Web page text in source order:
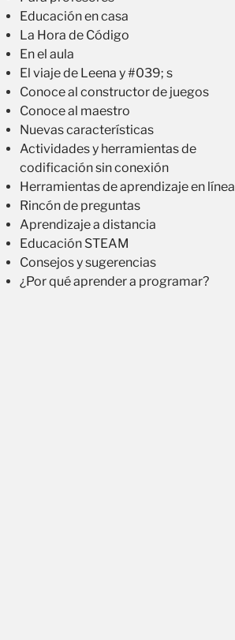
Educación en casa
La Hora de Código
En el aula
El viaje de Leena y #039; s
Conoce al constructor de juegos
Conoce al maestro
Nuevas características
Actividades y herramientas de
codificación sin conexión
Herramientas de aprendizaje en línea
Rincón de preguntas
Aprendizaje a distancia
Educación STEAM
Consejos y sugerencias
¿Por qué aprender a programar?